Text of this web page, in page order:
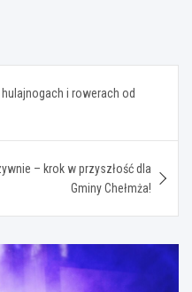
i rowerach od
– krok w przyszłość dla
Gminy Chełmża!